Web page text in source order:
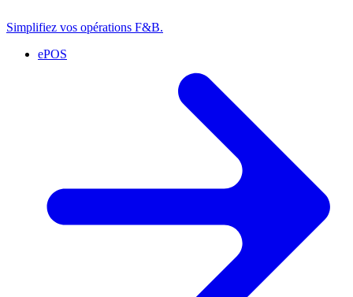
Simplifiez vos opérations F&B.
ePOS